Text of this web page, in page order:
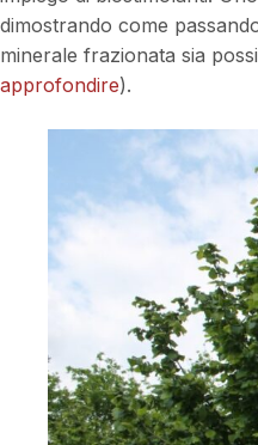
dimostrando come
minerale frazionata sia
approfondire).